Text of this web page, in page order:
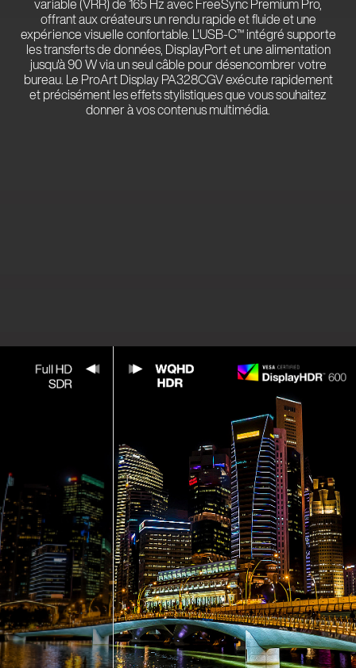
variable (VRR) de 165 Hz avec FreeSync Premium Pro,
offrant aux créateurs un rendu rapide et fluide et une
expérience visuelle confortable. L'USB-C™ intégré supporte
les transferts de données, DisplayPort et une alimentation
jusqu'à 90 W via un seul câble pour désencombrer votre
bureau. Le ProArt Display PA328CGV exécute rapidement
et précisément les effets stylistiques que vous souhaitez
donner à vos contenus multimédia.